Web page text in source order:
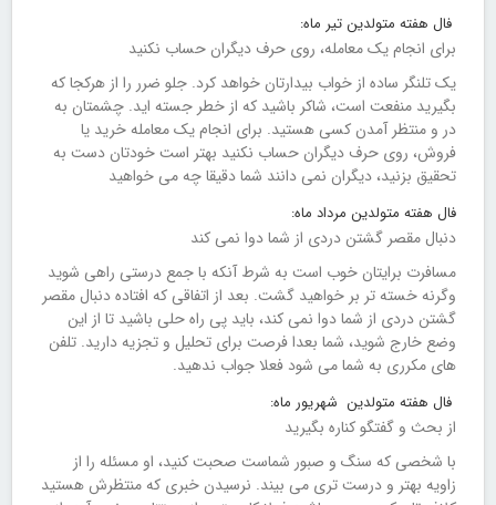
فال هفته متولدین تیر ماه:
برای انجام یک معامله، روی حرف دیگران حساب نکنید
یک تلنگر ساده از خواب بیدارتان خواهد کرد. جلو ضرر را از هرکجا که
بگیرید منفعت است، شاکر باشید که از خطر جسته اید. چشمتان به
در و منتظر آمدن کسی هستید. برای انجام یک معامله خرید یا
فروش، روی حرف دیگران حساب نکنید بهتر است خودتان دست به
تحقیق بزنید، دیگران نمی دانند شما دقیقا چه می خواهید
فال هفته متولدین مرداد ماه:
دنبال مقصر گشتن دردی از شما دوا نمی کند
مسافرت برایتان خوب است به شرط آنکه با جمع درستی راهی شوید
وگرنه خسته تر بر خواهید گشت. بعد از اتفاقی که افتاده دنبال مقصر
گشتن دردی از شما دوا نمی کند، باید پی راه حلی باشید تا از این
وضع خارج شوید، شما بعدا فرصت برای تحلیل و تجزیه دارید. تلفن
های مکرری به شما می شود فعلا جواب ندهید.
فال هفته متولدین شهریور ماه:
از بحث و گفتگو کناره بگیرید
با شخصی که سنگ و صبور شماست صحبت کنید، او مسئله را از
زاویه بهتر و درست تری می بیند. نرسیدن خبری که منتظرش هستید